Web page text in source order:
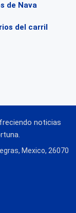
de Nava
del carril
noticias
Mexico, 26070